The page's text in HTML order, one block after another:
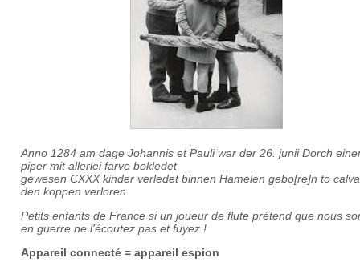
Anno 1284 am dage Johannis et Pauliwar der 26. junii Dorch
piper mit allerlei farve bekledet
gewesen CXXX kinder verledet binnen Hamelen gebo[re]n to
den koppen verloren.
Petits enfants de France si un joueur de flute prétend que nous
en guerre ne l'écoutez pas et fuyez !
Appareil connecté = appareil espion